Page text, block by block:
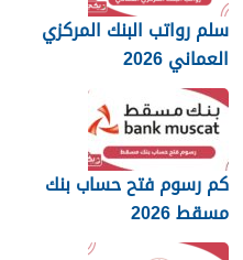
سلم رواتب البنك المركزي
العماني 2026
كم رسوم فتح حساب بنك
مسقط 2026